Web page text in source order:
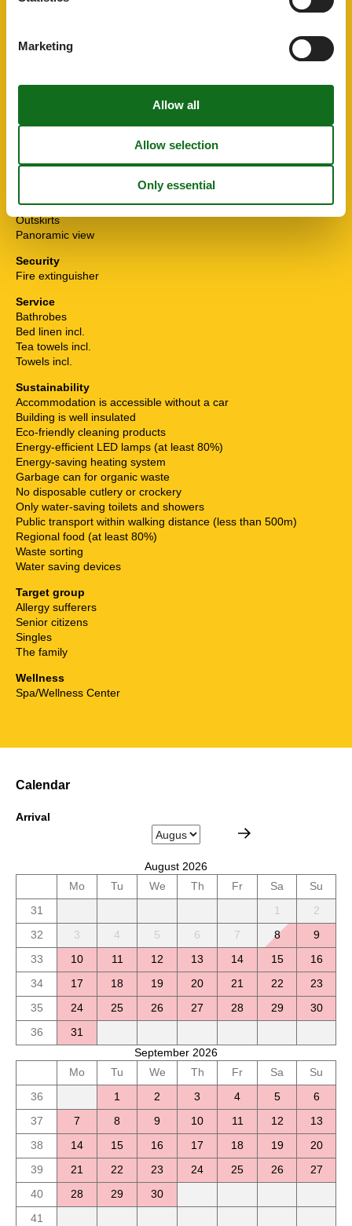
Free parking
Parking at the object
At bus stop
On the trail
Outskirts
Panoramic view
Security
Fire extinguisher
Service
Bathrobes
Bed linen incl.
Tea towels incl.
Towels incl.
Sustainability
Accommodation is accessible without a car
Building is well insulated
Eco-friendly cleaning products
Energy-efficient LED lamps (at least 80%)
Energy-saving heating system
Garbage can for organic waste
No disposable cutlery or crockery
Only water-saving toilets and showers
Public transport within walking distance (less than 500m)
Regional food (at least 80%)
Waste sorting
Water saving devices
Target group
Allergy sufferers
Senior citizens
Singles
The family
Wellness
Spa/Wellness Center
Calendar
Arrival
August 2026
Mo
Tu We Th Fr Sa
Su
31
1
2
32
3 4 5 6 7 8
9
33
10 11 12 13 14 15
16
34
17 18 19 20 21 22
23
35
24 25 26 27 28 29
30
36
31
September 2026
Mo
Tu We Th Fr Sa
Su
36
1 2 3 4 5
6
37
7 8 9 10 11 12
13
38
14 15 16 17 18 19
20
39
21 22 23 24 25 26
27
40
28 29
30
41
Marketing